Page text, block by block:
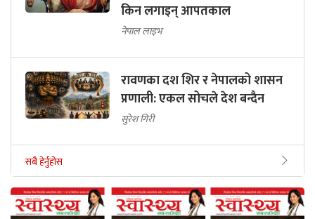
किन लगाइन् आपतकाल
नेपाल लाइभ
रावणका दश शिर र नेपालको शासन
प्रणाली: एकल सोचले देश बन्दैन
सुरेश गिरी
सबै हेर्नुहोस